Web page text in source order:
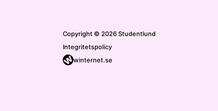
Copyright © 2026 Studentlund
Integritetspolicy
winternet.se